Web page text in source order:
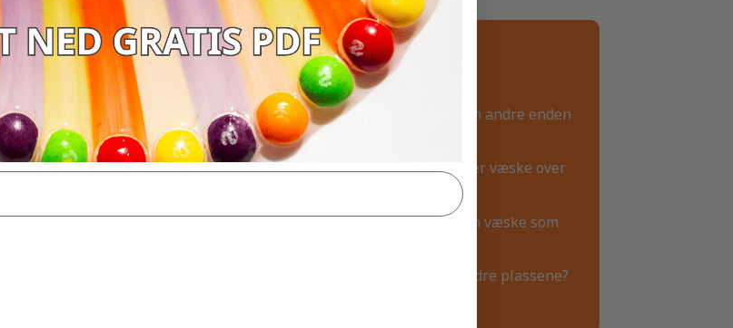
SLIK GJØR DU
Fyll forskjellige væsker i rørene med kork.
Tape skjeer på en stekeplate og ha gjerne litt tørkepapir under den andre enden
av platen slik at du ikke får søl på bord eller gulv.
La platen ligge flatt mens du bruker en pipette til å flytte litt av hver væske over
Så sier du klar, ferdig, gå og løfter platen opp på skrå og ser hvilken væske som
Hvilken væske kommer først til bunnen? Hvilken kommer på de andre plassene?